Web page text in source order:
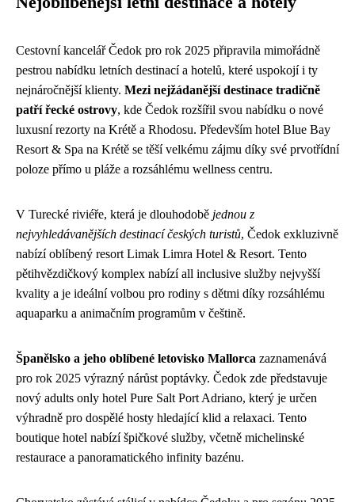
Cestovní kancelář Čedok pro rok 2025 připravila mimořádně
pestrou nabídku letních destinací a hotelů, které uspokojí i ty
nejnáročnější klienty. Mezi nejžádanější destinace tradičně
patří řecké ostrovy, kde Čedok rozšířil svou nabídku o nové
luxusní rezorty na Krétě a Rhodosu. Především hotel Blue Bay
Resort & Spa na Krétě se těší velkému zájmu díky své prvotřídní
poloze přímo u pláže a rozsáhlému wellness centru.
V Turecké riviéře, která je dlouhodobě jednou z
nejvyhledávanějších destinací českých turistů, Čedok exkluzivně
nabízí oblíbený resort Limak Limra Hotel & Resort. Tento
pětihvězdičkový komplex nabízí all inclusive služby nejvyšší
kvality a je ideální volbou pro rodiny s dětmi díky rozsáhlému
aquaparku a animačním programům v češtině.
Španělsko a jeho oblíbené letovisko Mallorca zaznamenává
pro rok 2025 výrazný nárůst poptávky. Čedok zde představuje
nový adults only hotel Pure Salt Port Adriano, který je určen
výhradně pro dospělé hosty hledající klid a relaxaci. Tento
boutique hotel nabízí špičkové služby, včetně michelinské
restaurace a panoramatického infinity bazénu.